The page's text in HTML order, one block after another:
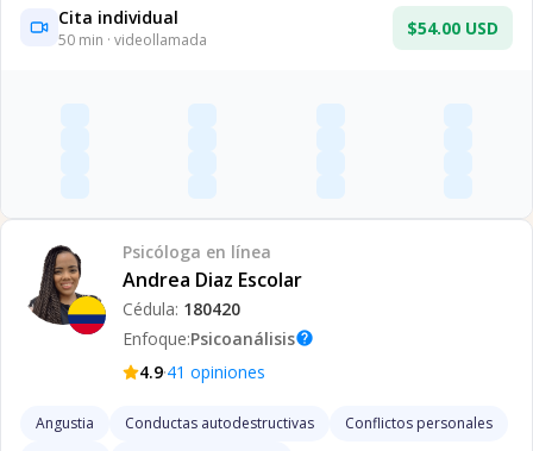
Cita individual
50 min · videollamada
$54.00 USD
Psicóloga en línea
Andrea Diaz Escolar
Cédula: 180420
Enfoque:Psicoanálisishelp
4.9·41 opiniones
Angustia Conductas autodestructivas
Conflictos personales